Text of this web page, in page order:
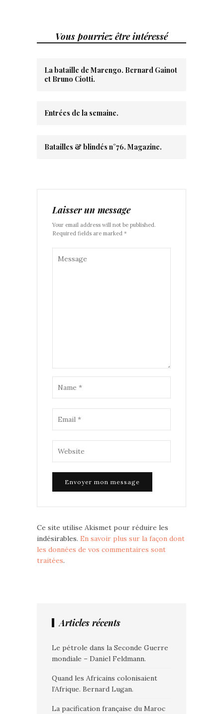
Vous pourriez être intéressé
La bataille de Marengo. Bernard Gainot
et Bruno Ciotti.
Entrées de la semaine.
Batailles & blindés n°76. Magazine.
Laisser un message
Your email address will not be published.
Required fields are marked *
Ce site utilise Akismet pour réduire les
indésirables. En savoir plus sur la façon dont
les données de vos commentaires sont
traitées.
Articles récents
Le pétrole dans la Seconde Guerre
mondiale – Daniel Feldmann.
Quand les Africains colonisaient
l’Afrique. Bernard Lugan.
La pacification française du Maroc